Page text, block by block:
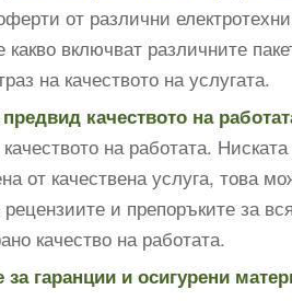
от различни
какво включват различните
на качеството на услугата.
качеството на
на работата.
от качествена услуга, това
и препоръките за
качество на работата.
за гаранции и осигурени